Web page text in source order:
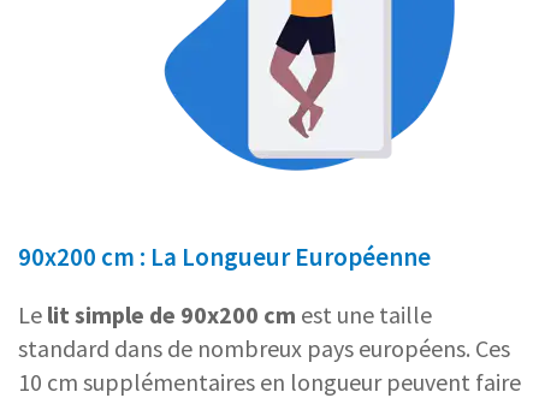
90x200 cm : La Longueur Européenne
Le lit simple de 90x200 cm est une taille
standard dans de nombreux pays européens. Ces
10 cm supplémentaires en longueur peuvent faire